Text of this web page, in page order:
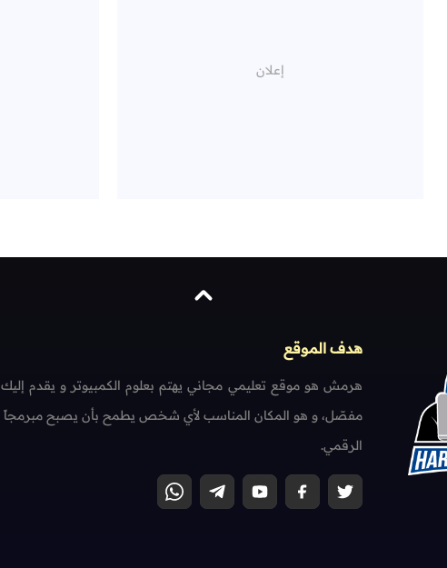
هدف الموقع
هرمش هو موقع تعليمي مجاني يهتم بعلوم الكمبيوتر و يقدم
مفصّل، و هو المكان المناسب لأي شخص يطمح بأن يصبح مبرمجاً
الرقمي.